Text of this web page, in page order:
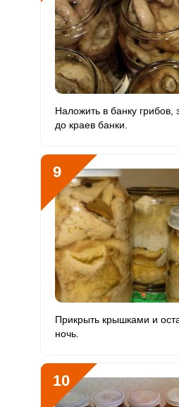
Наложить в банку грибов,
до краев банки.
9
Прикрыть крышками и
ночь.
10